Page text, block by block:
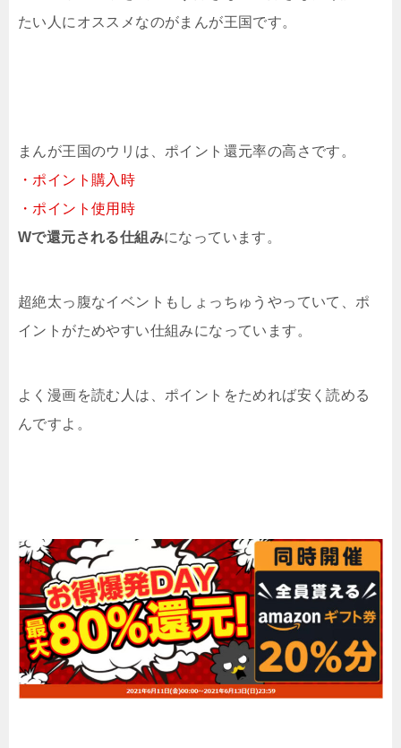
たい人にオススメなのがまんが王国です。
まんが王国のウリは、ポイント還元率の高さです。
・ポイント購入時
・ポイント使用時
Wで還元される仕組みになっています。
超絶太っ腹なイベントもしょっちゅうやっていて、ポ
イントがためやすい仕組みになっています。
よく漫画を読む人は、ポイントをためれば安く読める
んですよ。